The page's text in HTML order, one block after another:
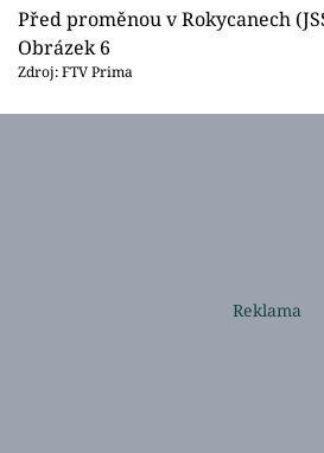
Před proměnou v Rokycanech
Obrázek 6
Zdroj: FTV Prima